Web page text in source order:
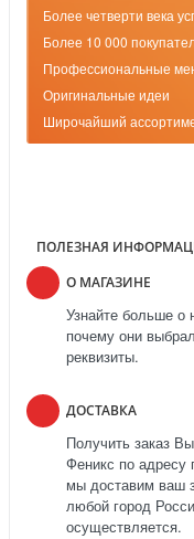
Более четверти века
Более 10 000
Профессиональные
Оригинальные идеи
Широчайший
ПОЛЕЗНАЯ
О МАГАЗИНЕ
Узнайте больше о
почему они
реквизиты.
ДОСТАВКА
Получить заказ
Феникс по
мы доставим ваш
любой город
осуществляется.